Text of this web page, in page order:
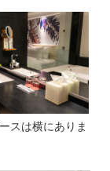
スは横にありま